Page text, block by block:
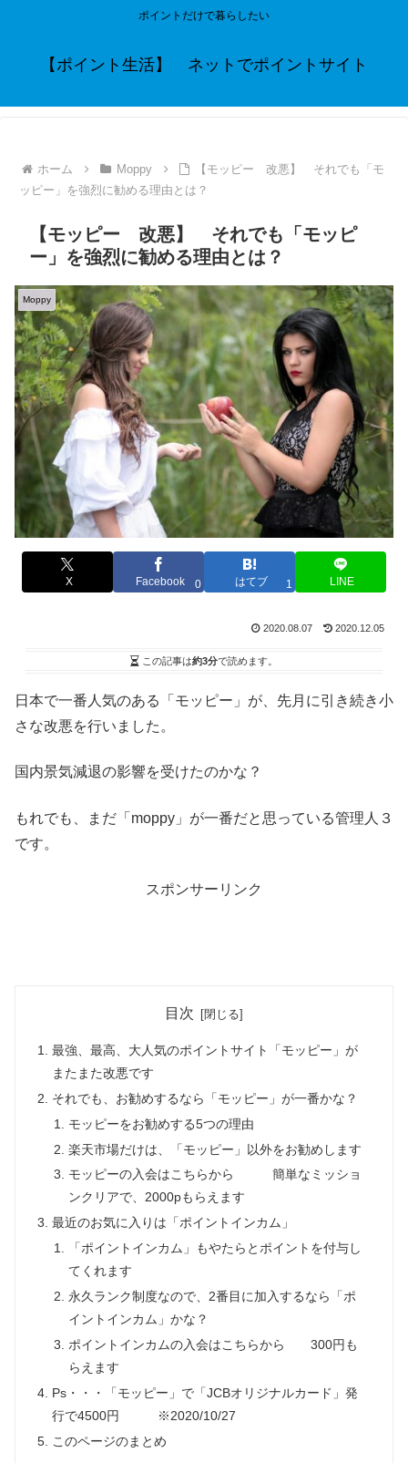
ポイントだけで暮らしたい
【ポイント生活】 ネットでポイントサイト
ホーム Moppy
【モッピー 改悪】 それでも「モ
ッピー」を強烈に勧める理由とは？
【モッピー 改悪】 それでも「モッピ
ー」を強烈に勧める理由とは？
Moppy
X Facebook 0 はてブ 1 LINE
2020.08.07 2020.12.05
この記事は約3分で読めます。
日本で一番人気のある「モッピー」が、先月に引き続き小
さな改悪を行いました。
国内景気減退の影響を受けたのかな？
もれでも、まだ「moppy」が一番だと思っている管理人３
です。
スポンサーリンク
目次
最強、最高、大人気のポイントサイト「モッピー」が
またまた改悪です
それでも、お勧めするなら「モッピー」が一番かな？
モッピーをお勧めする5つの理由
楽天市場だけは、「モッピー」以外をお勧めします
モッピーの入会はこちらから 簡単なミッショ
ンクリアで、2000pもらえます
最近のお気に入りは「ポイントインカム」
「ポイントインカム」もやたらとポイントを付与し
てくれます
永久ランク制度なので、2番目に加入するなら「ポ
イントインカム」かな？
ポイントインカムの入会はこちらから 300円も
らえます
Ps・・・「モッピー」で「JCBオリジナルカード」発
行で4500円 ※2020/10/27
このページのまとめ